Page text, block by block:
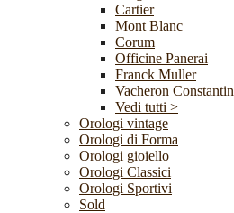
Cartier
Mont Blanc
Corum
Officine Panerai
Franck Muller
Vacheron Constantin
Vedi tutti >
Orologi vintage
Orologi di Forma
Orologi gioiello
Orologi Classici
Orologi Sportivi
Sold